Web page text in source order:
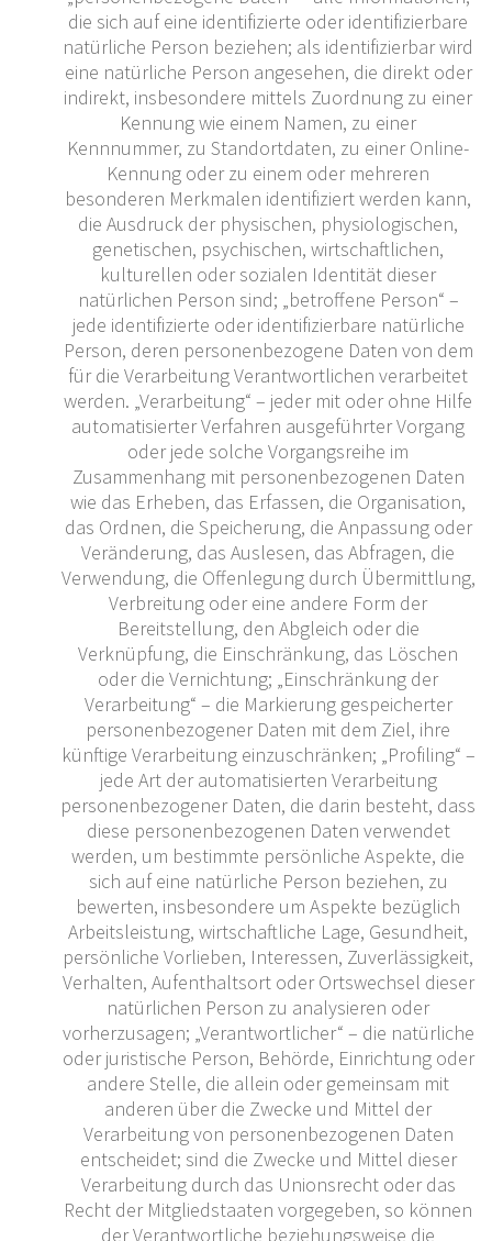
die sich auf eine identifizierte oder identifizierbare
natürliche Person beziehen; als identifizierbar wird
eine natürliche Person angesehen, die direkt oder
indirekt, insbesondere mittels Zuordnung zu einer
Kennung wie einem Namen, zu einer
Kennnummer, zu Standortdaten, zu einer Online-
Kennung oder zu einem oder mehreren
besonderen Merkmalen identifiziert werden kann,
die Ausdruck der physischen, physiologischen,
genetischen, psychischen, wirtschaftlichen,
kulturellen oder sozialen Identität dieser
natürlichen Person sind; „betroffene Person“ –
jede identifizierte oder identifizierbare natürliche
Person, deren personenbezogene Daten von dem
für die Verarbeitung Verantwortlichen verarbeitet
werden. „Verarbeitung“ – jeder mit oder ohne Hilfe
automatisierter Verfahren ausgeführter Vorgang
oder jede solche Vorgangsreihe im
Zusammenhang mit personenbezogenen Daten
wie das Erheben, das Erfassen, die Organisation,
das Ordnen, die Speicherung, die Anpassung oder
Veränderung, das Auslesen, das Abfragen, die
Verwendung, die Offenlegung durch Übermittlung,
Verbreitung oder eine andere Form der
Bereitstellung, den Abgleich oder die
Verknüpfung, die Einschränkung, das Löschen
oder die Vernichtung; „Einschränkung der
Verarbeitung“ – die Markierung gespeicherter
personenbezogener Daten mit dem Ziel, ihre
künftige Verarbeitung einzuschränken; „Profiling“ –
jede Art der automatisierten Verarbeitung
personenbezogener Daten, die darin besteht, dass
diese personenbezogenen Daten verwendet
werden, um bestimmte persönliche Aspekte, die
sich auf eine natürliche Person beziehen, zu
bewerten, insbesondere um Aspekte bezüglich
Arbeitsleistung, wirtschaftliche Lage, Gesundheit,
persönliche Vorlieben, Interessen, Zuverlässigkeit,
Verhalten, Aufenthaltsort oder Ortswechsel dieser
natürlichen Person zu analysieren oder
vorherzusagen; „Verantwortlicher“ – die natürliche
oder juristische Person, Behörde, Einrichtung oder
andere Stelle, die allein oder gemeinsam mit
anderen über die Zwecke und Mittel der
Verarbeitung von personenbezogenen Daten
entscheidet; sind die Zwecke und Mittel dieser
Verarbeitung durch das Unionsrecht oder das
Recht der Mitgliedstaaten vorgegeben, so können
der Verantwortliche beziehungsweise die